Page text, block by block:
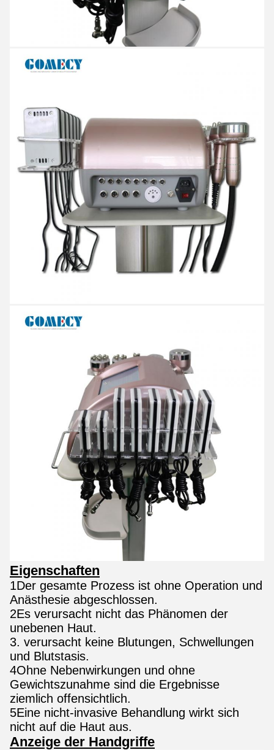
Eigenschaften
1Der gesamte Prozess ist ohne Operation und
Anästhesie abgeschlossen.
2Es verursacht nicht das Phänomen der
unebenen Haut.
3. verursacht keine Blutungen, Schwellungen
und Blutstasis.
4Ohne Nebenwirkungen und ohne
Gewichtszunahme sind die Ergebnisse
ziemlich offensichtlich.
5Eine nicht-invasive Behandlung wirkt sich
nicht auf die Haut aus.
Anzeige der Handgriffe